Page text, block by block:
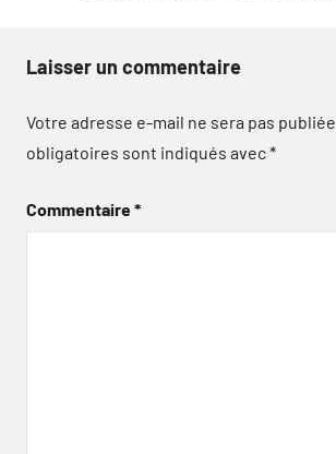
Laisser un commentaire
Votre adresse e-mail ne sera pas publiée.
obligatoires sont indiqués avec*
Commentaire*